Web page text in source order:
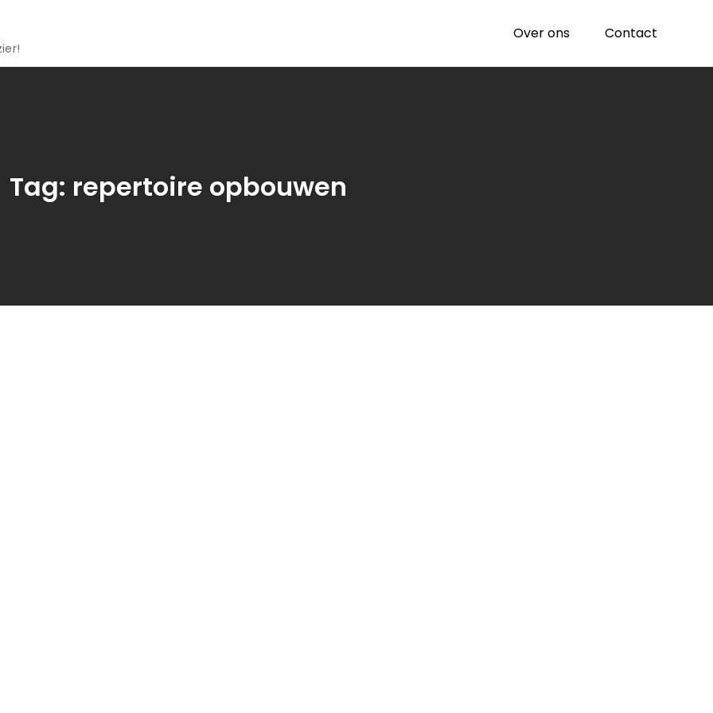
Over ons Contact
Tag: repertoire opbouwen